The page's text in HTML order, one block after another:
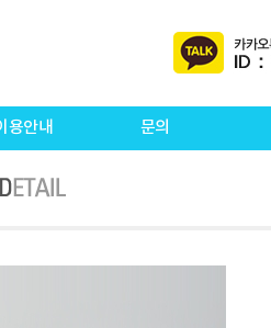
용안내 문의